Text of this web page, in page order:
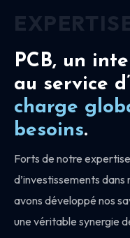
PCB, un
au service
charge
besoins.
Forts de notre
d’investissements
avons développé nos
une véritable synergie